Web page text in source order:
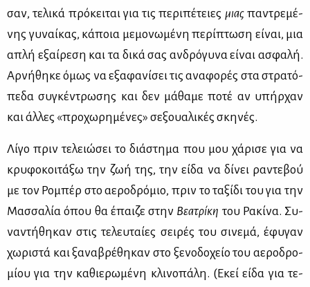
σαν, τε­λι­κά πρό­κει­ται για τις πε­ρι­πέ­τειες μιαςπα­ντρε­μέ­
νης γυ­ναί­κας, κά­ποια με­μο­νω­μέ­νη πε­ρί­πτω­ση εί­ναι, μια
απλή εξαί­ρε­ση και τα δι­κά σας αν­δρό­γυ­να εί­ναι ασφα­λή.
Αρ­νή­θη­κε όμως να εξα­φα­νί­σει τις ανα­φο­ρές στα στρα­τό­
πε­δα συ­γκέ­ντρω­σης και δεν μά­θα­με πο­τέ αν υπήρ­χαν
και άλ­λες «προ­χω­ρη­μέ­νες» σε­ξουα­λι­κές σκη­νές.
Λί­γο πριν τε­λειώ­σει το διά­στη­μα που μου χά­ρι­σε για να
κρυ­φο­κοι­τά­ξω την ζωή της, την εί­δα να δί­νει ρα­ντε­βού
με τον Ρο­μπέρ στο αε­ρο­δρό­μιο, πριν το τα­ξί­δι του για την
Μασ­σα­λία όπου θα έπαι­ζε στην Βε­α­τρί­κη του Ρα­κί­να. Συ­
να­ντή­θη­καν στις τε­λευ­ταί­ες σει­ρές του σι­νε­μά, έφυ­γαν
χω­ρι­στά και ξα­να­βρέ­θη­καν στο ξε­νο­δο­χείο του αε­ρο­δρο­
μί­ου για την κα­θιε­ρω­μέ­νη κλι­νο­πά­λη. (Εκεί εί­δα για τε­